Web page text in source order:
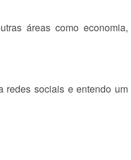
áreas como economia,
redes sociais e entendo um